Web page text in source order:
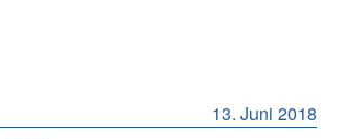
13. Juni 2018